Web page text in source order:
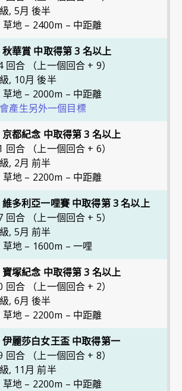
, 5月 後半
草地 – 2400m – 中距離
秋華賞 中取得第 3 名以上
回合 （上一個回合 + 9）
, 10月 後半
草地 – 2000m – 中距離
產生另外一個目標
京都紀念 中取得第 3 名以上
回合 （上一個回合 + 6）
, 2月 前半
草地 – 2200m – 中距離
維多利亞一哩賽 中取得第 3 名以上
回合 （上一個回合 + 5）
, 5月 前半
草地 – 1600m – 一哩
寶塚紀念 中取得第 3 名以上
回合 （上一個回合 + 2）
, 6月 後半
草地 – 2200m – 中距離
伊麗莎白女王盃 中取得第一
回合 （上一個回合 + 8）
, 11月 前半
草地 – 2200m – 中距離